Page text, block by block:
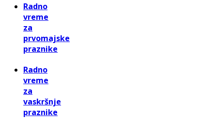
Radno
vreme
za
prvomajske
praznike
Radno
vreme
za
vaskršnje
praznike